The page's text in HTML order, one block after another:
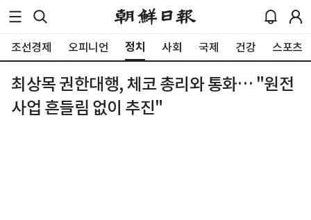
조선경제 오피니언 정치 사회 국제 건강 스포츠
최상목 권한대행, 체코 총리와 통화… "원전
사업 흔들림 없이 추진"